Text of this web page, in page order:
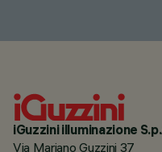
iGuzzini illuminazione
Via Mariano Guzzini 37